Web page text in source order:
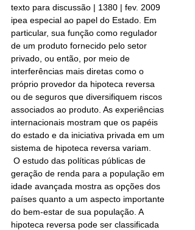
texto para discussão | 1380 | fev. 2009
ipea especial ao papel do Estado. Em
particular, sua função como regulador
de um produto fornecido pelo setor
privado, ou então, por meio de
interferências mais diretas como o
próprio provedor da hipoteca reversa
ou de seguros que diversifiquem riscos
associados ao produto. As experiências
internacionais mostram que os papéis
do estado e da iniciativa privada em um
sistema de hipoteca reversa variam.
geração de renda para a população em
idade avançada mostra as opções dos
países quanto a um aspecto importante
do bem-estar de sua população. A
hipoteca reversa pode ser classificada